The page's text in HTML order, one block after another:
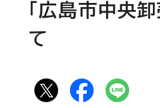
「広島市中央
て